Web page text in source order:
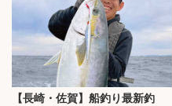
【長崎・佐賀】船釣り最新釣